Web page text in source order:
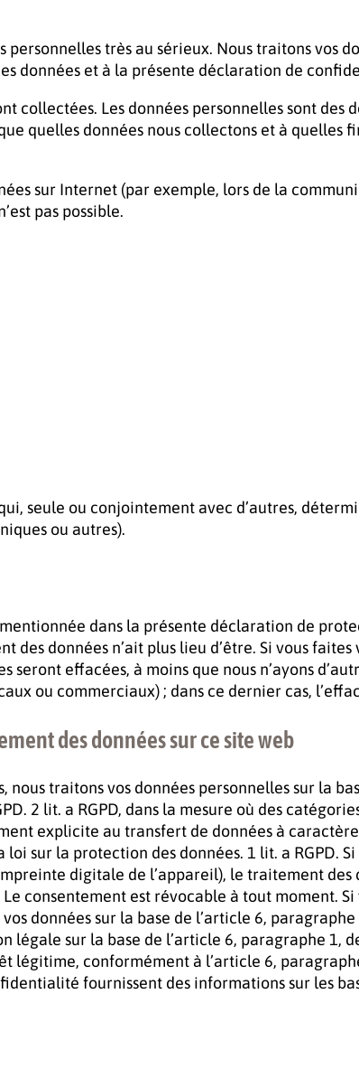
très au sérieux. Nous traitons vos
données et à la présente déclaration de
collectées. Les données personnelles sont
quelles données nous collectons et à quelles
sur Internet (par exemple, lors de la
pas possible.
seule ou conjointement avec d’autres,
ou autres).
dans la présente déclaration de
données n’ait plus lieu d’être. Si vous
effacées, à moins que nous n’ayons
ou commerciaux) ; dans ce dernier cas,
des données sur ce site web
traitons vos données personnelles sur la
2 lit. a RGPD, dans la mesure où des
explicite au transfert de données à
sur la protection des données. 1 lit. a RGPD.
digitale de l’appareil), le traitement
consentement est révocable à tout moment.
données sur la base de l’article 6,
légale sur la base de l’article 6, paragraphe 1,
conformément à l’article 6,
fournissent des informations sur les